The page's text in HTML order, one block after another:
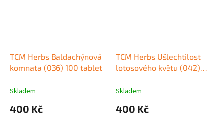
TCM Herbs Baldachýnová
komnata (036) 100 tablet
Skladem
400 Kč
TCM Herbs Ušlechtilost
lotosového květu (042)
Skladem
400 Kč